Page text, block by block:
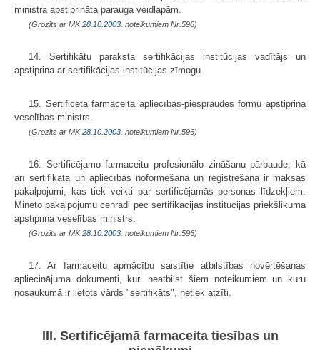
ministra apstiprināta parauga veidlapām.
(Grozīts ar MK28.10.2003. noteikumiem Nr.596)
14. Sertifikātu paraksta sertifikācijas institūcijas vadītājs un
apstiprina ar sertifikācijas institūcijas zīmogu.
15. Sertificētā farmaceita apliecības-piespraudes formu apstiprina
veselības ministrs.
(Grozīts ar MK28.10.2003. noteikumiem Nr.596)
16. Sertificējamo farmaceitu profesionālo zināšanu pārbaude, kā
arī sertifikāta un apliecības noformēšana un reģistrēšana ir maksas
pakalpojumi, kas tiek veikti par sertificējamās personas līdzekļiem.
Minēto pakalpojumu cenrādi pēc sertifikācijas institūcijas priekšlikuma
apstiprina veselības ministrs.
(Grozīts ar MK28.10.2003. noteikumiem Nr.596)
17. Ar farmaceitu apmācību saistītie atbilstības novērtēšanas
apliecinājuma dokumenti, kuri neatbilst šiem noteikumiem un kuru
nosaukumā ir lietots vārds "sertifikāts", netiek atzīti.
III. Sertificējamā farmaceita tiesības un